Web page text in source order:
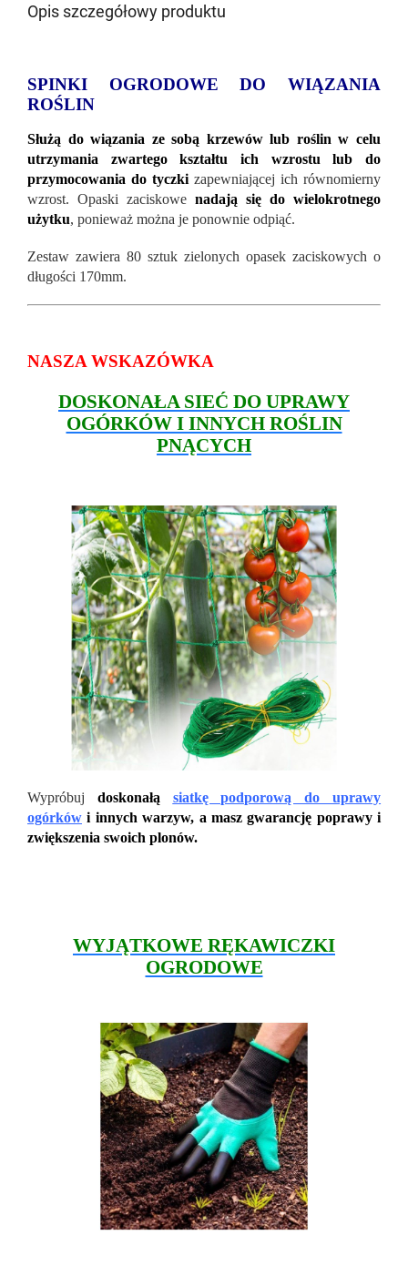
Opis szczegółowy produktu
SPINKI OGRODOWE DO WIĄZANIA
ROŚLIN
Służą do wiązania ze sobą krzewów lub roślin w celu
utrzymania zwartego kształtu ich wzrostu lub do
przymocowania do tyczki zapewniającej ich równomierny
wzrost. Opaski zaciskowe nadają się do wielokrotnego
użytku, ponieważ można je ponownie odpiąć.
Zestaw zawiera 80 sztuk zielonych opasek zaciskowych o
długości 170mm.
NASZA WSKAZÓWKA
DOSKONAŁA SIEĆ DO UPRAWY
OGÓRKÓW I INNYCH ROŚLIN
PNĄCYCH
Wypróbuj doskonałą
siatkę podporową do uprawy
ogórków i innych warzyw, a masz gwarancję poprawy i
zwiększenia swoich plonów.
WYJĄTKOWE RĘKAWICZKI
OGRODOWE